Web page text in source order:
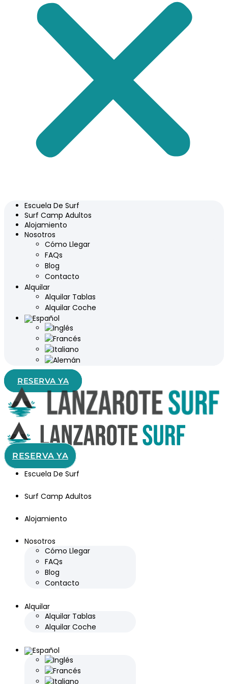
Escuela De Surf
Surf Camp Adultos
Alojamiento
Nosotros
Cómo Llegar
FAQs
Blog
Contacto
Alquilar
Alquilar Tablas
Alquilar Coche
RESERVA YA
RESERVA YA
Escuela De Surf
Surf Camp Adultos
Alojamiento
Nosotros
Cómo Llegar
FAQs
Blog
Contacto
Alquilar
Alquilar Tablas
Alquilar Coche